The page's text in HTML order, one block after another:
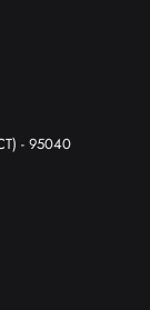
- 95040